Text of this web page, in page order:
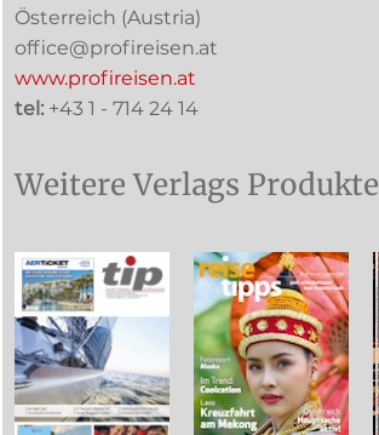
Österreich (Austria)
office@profireisen.at
www.profireisen.at
tel: +43 1 - 714 24 14
Weitere Verlags Produkte